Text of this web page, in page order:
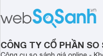
CÔNG TY CỔ PHẦN SO